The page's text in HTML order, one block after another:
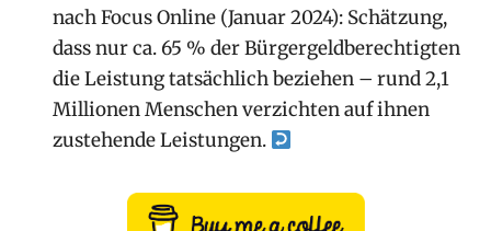
nach Focus Online (Januar 2024): Schätzung,
dass nur ca. 65 % der Bürgergeldberechtigten
die Leistung tatsächlich beziehen – rund 2,1
Millionen Menschen verzichten auf ihnen
zustehende Leistungen.